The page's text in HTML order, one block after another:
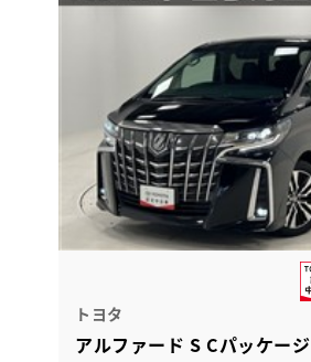
トヨタ
アルファード S Cパッケージ